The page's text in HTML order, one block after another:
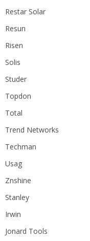
Restar Solar
Resun
Risen
Solis
Studer
Topdon
Total
Trend Networks
Techman
Usag
Znshine
Stanley
Irwin
Jonard Tools